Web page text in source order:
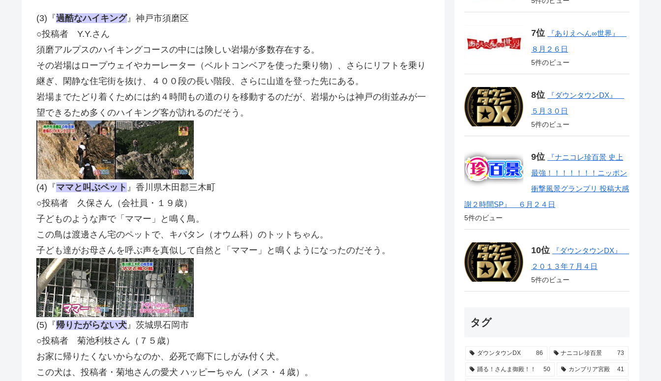
(3)『過酷なハイキング』神戸市須磨区
○投稿者 Y.Y.さん
須磨アルプスのハイキングコースの中には険しい岩場が多数存在する。
その岩場はロープウェイやカーレーター（ベルトコンベアを使った乗り物）、さらにリフトを乗り
継ぎ、閑静な住宅街を抜け、４００段の長い階段、さらに山道を登った先にある。
岩場までたどり着くためには約４時間もの道のりを移動するのだが、岩場からは神戸の街並みが一
望できるため多くのハイキング客が訪れるのだそう。
(4)『ママと叫ぶペット 』香川県木田郡三木町
○投稿者 久保さん（会社員・１９歳）
子どものような声で「ママー」と鳴く鳥。
この鳥は渡邊さん宅のペット で、キバタン（オウム科）のトットちゃん。
子ども達がお母さんを呼ぶ声を真似して自然と「ママー」と鳴くようになったのだそう。
(5)『帰りたがらない犬 』茨城県石岡市
○投稿者 菊池利枝さん（７５歳）
お家に帰りたくないからなのか、必死で廊下にしがみ付く 犬。
この犬は、投稿者・菊地さんの愛犬 ハッピーちゃん（メス・４歳）。
『ありえへん∞世界』
８月２６日
5件のビュー
『ダウンタウンDX』
５月３０日
5件のビュー
『ナニコレ珍百景 史上
最強！！！！！！！ニッポン
衝撃風景グランプリ 投稿大感
謝２時間SP』 ６月２４日
5件のビュー
『ダウンタウンDX』
２０１３年７月４日
5件のビュー
タグ
ダウンタウンDX 86 ナニコレ珍百景 73
踊る！さんま御殿！！ 50 カンブリア宮殿 41